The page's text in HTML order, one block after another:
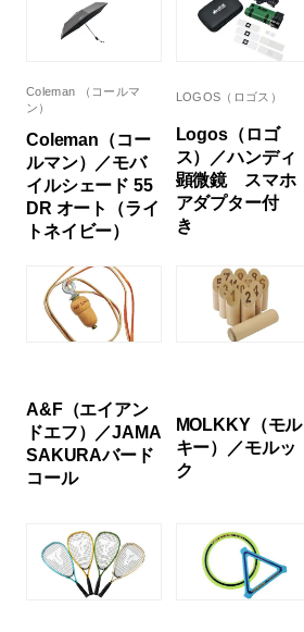
Coleman （コールマ
ン）
Coleman（コー
ルマン）／モバ
イルシェード 55
DR オート（ライ
トネイビー）
LOGOS（ロゴス）
Logos（ロゴ
ス）／ハンディ
顕微鏡 スマホ
アダプター付
き
A&F（エイアン
ドエフ）／JAMA
SAKURAバード
コール
MOLKKY（モル
キー）／モルッ
ク